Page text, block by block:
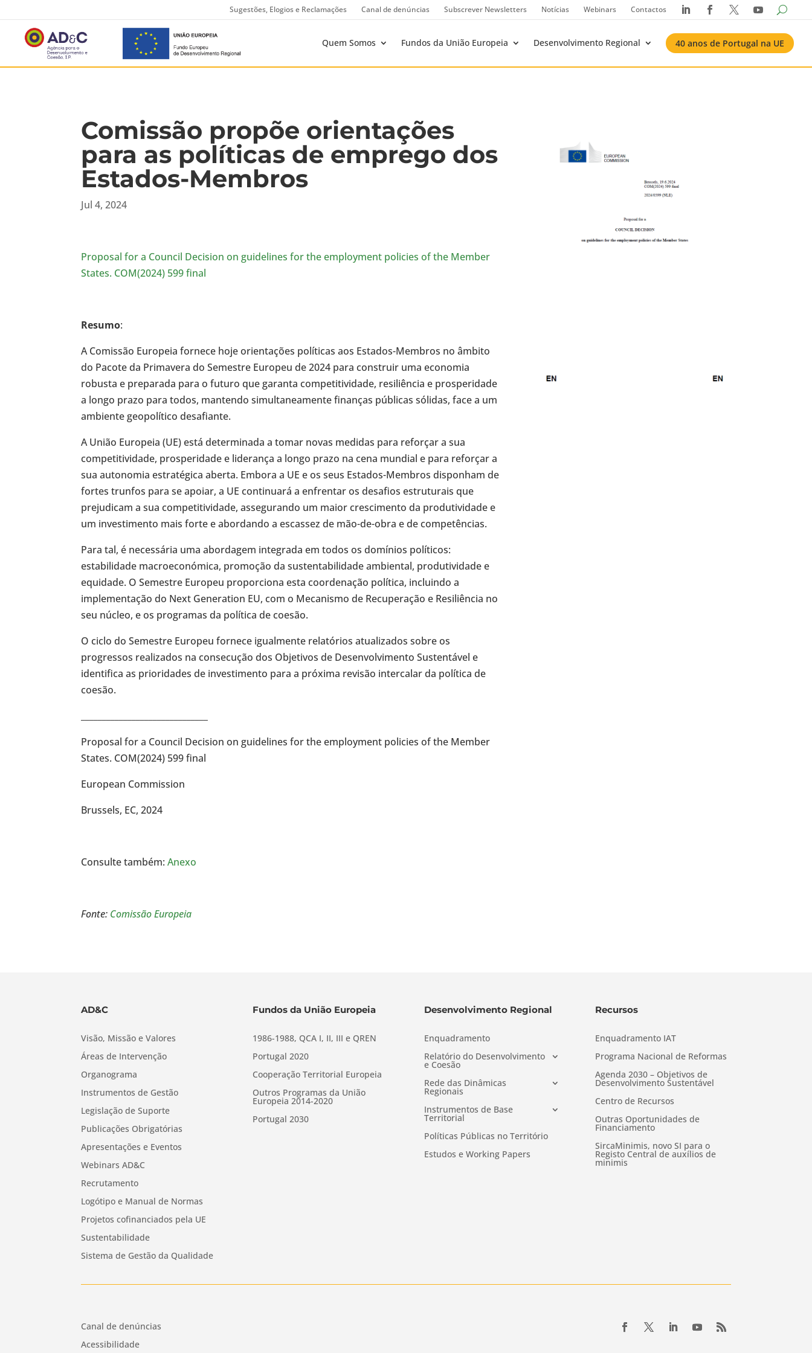
Sugestões, Elogios e Reclamações Canal de denúncias Subscrever Newsletters Notícias Webinars Contactos    
Quem Somos Fundos da União Europeia Desenvolvimento Regional 40 anos de Portugal na UE
Comissão propõe orientações
para as políticas de emprego dos
Estados-Membros
Jul 4, 2024
Proposal for a Council Decision on guidelines for the employment policies of the Member
States. COM(2024) 599 final
Resumo:
A Comissão Europeia fornece hoje orientações políticas aos Estados-Membros no âmbito
do Pacote da Primavera do Semestre Europeu de 2024 para construir uma economia
robusta e preparada para o futuro que garanta competitividade, resiliência e prosperidade
a longo prazo para todos, mantendo simultaneamente finanças públicas sólidas, face a um
ambiente geopolítico desafiante.
A União Europeia (UE) está determinada a tomar novas medidas para reforçar a sua
competitividade, prosperidade e liderança a longo prazo na cena mundial e para reforçar a
sua autonomia estratégica aberta. Embora a UE e os seus Estados-Membros disponham de
fortes trunfos para se apoiar, a UE continuará a enfrentar os desafios estruturais que
prejudicam a sua competitividade, assegurando um maior crescimento da produtividade e
um investimento mais forte e abordando a escassez de mão-de-obra e de competências.
Para tal, é necessária uma abordagem integrada em todos os domínios políticos:
estabilidade macroeconómica, promoção da sustentabilidade ambiental, produtividade e
equidade. O Semestre Europeu proporciona esta coordenação política, incluindo a
implementação do Next Generation EU, com o Mecanismo de Recuperação e Resiliência no
seu núcleo, e os programas da política de coesão.
O ciclo do Semestre Europeu fornece igualmente relatórios atualizados sobre os
progressos realizados na consecução dos Objetivos de Desenvolvimento Sustentável e
identifica as prioridades de investimento para a próxima revisão intercalar da política de
coesão.
Proposal for a Council Decision on guidelines for the employment policies of the Member
States. COM(2024) 599 final
European Commission
Brussels, EC, 2024
Consulte também:Anexo
Fonte: Comissão Europeia
AD&C
Visão, Missão e Valores
Áreas de Intervenção
Organograma
Instrumentos de Gestão
Legislação de Suporte
Publicações Obrigatórias
Apresentações e Eventos
Webinars AD&C
Recrutamento
Logótipo e Manual de Normas
Projetos cofinanciados pela UE
Sustentabilidade
Sistema de Gestão da Qualidade
Fundos da União Europeia
1986-1988, QCA I, II, III e QREN
Portugal 2020
Cooperação Territorial Europeia
Outros Programas da União
Europeia 2014-2020
Portugal 2030
Desenvolvimento Regional
Enquadramento
Relatório do Desenvolvimento
e Coesão
Rede das Dinâmicas
Regionais
Instrumentos de Base
Territorial
Políticas Públicas no Território
Estudos e Working Papers
Recursos
Enquadramento IAT
Programa Nacional de Reformas
Agenda 2030 – Objetivos de
Desenvolvimento Sustentável
Centro de Recursos
Outras Oportunidades de
Financiamento
SircaMinimis, novo SI para o
Registo Central de auxílios de
minimis
Canal de denúncias
Acessibilidade